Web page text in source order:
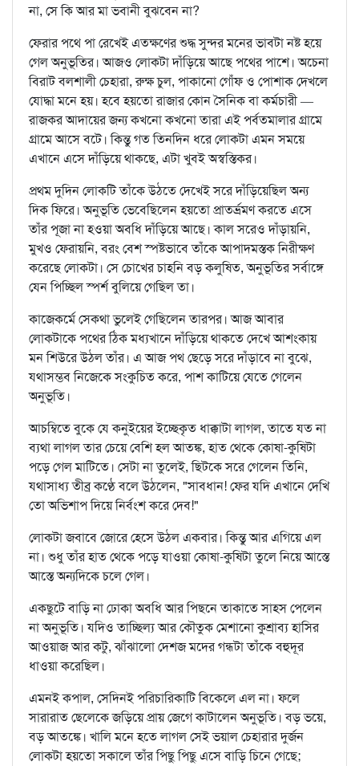
না, সে কি আর মা ভবানী বুঝবেন না?
ফেরার পথে পা রেখেই এতক্ষণের শুদ্ধ সুন্দর মনের ভাবটা নষ্ট হয়ে
গেল অনুভূতির। আজও লোকটা দাঁড়িয়ে আছে পথের পাশে। অচেনা
বিরাট বলশালী চেহারা, রুক্ষ চুল, পাকানো গোঁফ ও পোশাক দেখলে
যোদ্ধা মনে হয়। হবে হয়তো রাজার কোন সৈনিক বা কর্মচারী —
রাজকর আদায়ের জন্য কখনো কখনো তারা এই পর্বতমালার গ্রামে
গ্রামে আসে বটে। কিন্তু গত তিনদিন ধরে লোকটা এমন সময়ে
এখানে এসে দাঁড়িয়ে থাকছে, এটা খুবই অস্বস্তিকর।
প্রথম দুদিন লোকটি তাঁকে উঠতে দেখেই সরে দাঁড়িয়েছিল অন্য
দিক ফিরে। অনুভূতি ভেবেছিলেন হয়তো প্রাতর্ভ্রমণ করতে এসে
তাঁর পূজা না হওয়া অবধি দাঁড়িয়ে আছে। কাল সরেও দাঁড়ায়নি,
মুখও ফেরায়নি, বরং বেশ স্পষ্টভাবে তাঁকে আপাদমস্তক নিরীক্ষণ
করেছে লোকটা। সে চোখের চাহনি বড় কলুষিত, অনুভূতির সর্বাঙ্গে
যেন পিচ্ছিল স্পর্শ বুলিয়ে গেছিল তা।
কাজেকর্মে সেকথা ভুলেই গেছিলেন তারপর। আজ আবার
লোকটাকে পথের ঠিক মধ্যখানে দাঁড়িয়ে থাকতে দেখে আশংকায়
মন শিউরে উঠল তাঁর। এ আজ পথ ছেড়ে সরে দাঁড়াবে না বুঝে,
যথাসম্ভব নিজেকে সংকুচিত করে, পাশ কাটিয়ে যেতে গেলেন
অনুভূতি।
আচম্বিতে বুকে যে কনুইয়ের ইচ্ছেকৃত ধাক্কাটা লাগল, তাতে যত না
ব্যথা লাগল তার চেয়ে বেশি হল আতঙ্ক, হাত থেকে কোষা-কুষিটা
পড়ে গেল মাটিতে। সেটা না তুলেই, ছিটকে সরে গেলেন তিনি,
যথাসাধ্য তীব্র কণ্ঠে বলে উঠলেন, "সাবধান! ফের যদি এখানে দেখি
তো অভিশাপ দিয়ে নির্বংশ করে দেব!"
লোকটা জবাবে জোরে হেসে উঠল একবার। কিন্তু আর এগিয়ে এল
না। শুধু তাঁর হাত থেকে পড়ে যাওয়া কোষা-কুষিটা তুলে নিয়ে আস্তে
আস্তে অন্যদিকে চলে গেল।
একছুটে বাড়ি না ঢোকা অবধি আর পিছনে তাকাতে সাহস পেলেন
না অনুভূতি। যদিও তাচ্ছিল্য আর কৌতুক মেশানো কুশ্রাব্য হাসির
আওয়াজ আর কটু, ঝাঁঝালো দেশজ মদের গন্ধটা তাঁকে বহুদূর
ধাওয়া করেছিল।
এমনই কপাল, সেদিনই পরিচারিকাটি বিকেলে এল না। ফলে
সারারাত ছেলেকে জড়িয়ে প্রায় জেগে কাটালেন অনুভূতি। বড় ভয়ে,
বড় আতঙ্কে। খালি মনে হতে লাগল সেই ভয়াল চেহারার দুর্জন
লোকটা হয়তো সকালে তাঁর পিছু পিছু এসে বাড়ি চিনে গেছে;